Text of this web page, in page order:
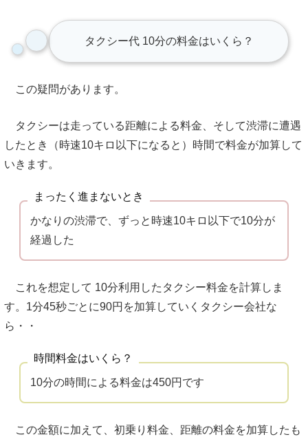
タクシー代 10分の料金はいくら？
この疑問があります。
タクシーは走っている距離による料金、そして渋滞に遭遇
したとき（時速10キロ以下になると）時間で料金が加算して
いきます。
まったく進まないとき
かなりの渋滞で、ずっと時速10キロ以下で10分が
経過した
これを想定して 10分利用したタクシー料金を計算しま
す。1分45秒ごとに90円を加算していくタクシー会社な
ら・・
時間料金はいくら？
10分の時間による料金は450円です
この金額に加えて、初乗り料金、距離の料金を加算したも